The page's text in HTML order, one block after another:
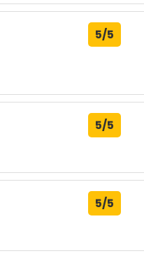
5/5
5/5
5/5